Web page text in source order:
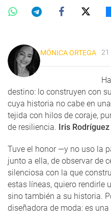
MÓNICA ORTEGA 21
destino: lo construyen con
cuya historia no cabe en
tejida con hilos de coraje,
de resiliencia. Iris Rodríguez
Tuve el honor —y no uso la
junto a ella, de observar de
silenciosa con la que
estas líneas, quiero rendirle
sino también a su historia.
diseñadora de moda: es